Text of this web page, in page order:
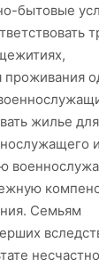
бытовые
проживания
жилье для
Семьям